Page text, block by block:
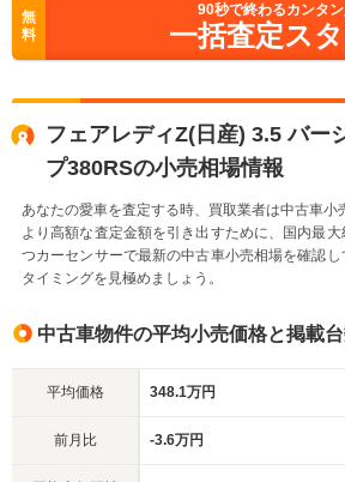
無
料
90秒で終わるカンタ
一括査定ス
フェアレディZ(日産) 3.5 バー
プ380RSの小売相場情報
あなたの愛車を査定する時、買取業者は中古車小
より高額な査定金額を引き出すために、国内最
つカーセンサーで最新の中古車小売相場を確認
タイミングを見極めましょう。
中古車物件の平均小売価格と掲載
平均価格 348.1万円
前月比 -3.6万円